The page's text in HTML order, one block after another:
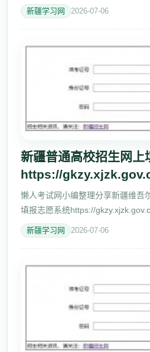
http://124.88.71.39:8087/edu-
http://124.88.71.39:8088/edu-volun
新疆学习网 2026-07-06
新疆普通高校招生网上
https://
懒人考试网小编整理分享新疆维吾
填报志愿系统https://
填报志愿系统入口 注意事项： 特
机、Ipad等移动
新疆学习网 2026-07-06